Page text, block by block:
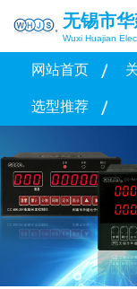
无锡市
Wuxi Huajian
网站首页
选型推荐